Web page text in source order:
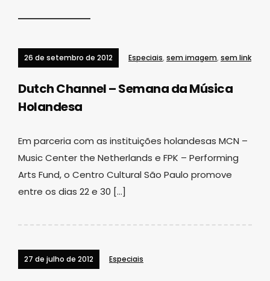
26 de setembro de 2012 Especiais, sem imagem, sem link
Dutch Channel – Semana da Música
Holandesa
Em parceria com as instituições holandesas MCN –
Music Center the Netherlands e FPK – Performing
Arts Fund, o Centro Cultural São Paulo promove
entre os dias 22 e 30 […]
27 de julho de 2012 Especiais